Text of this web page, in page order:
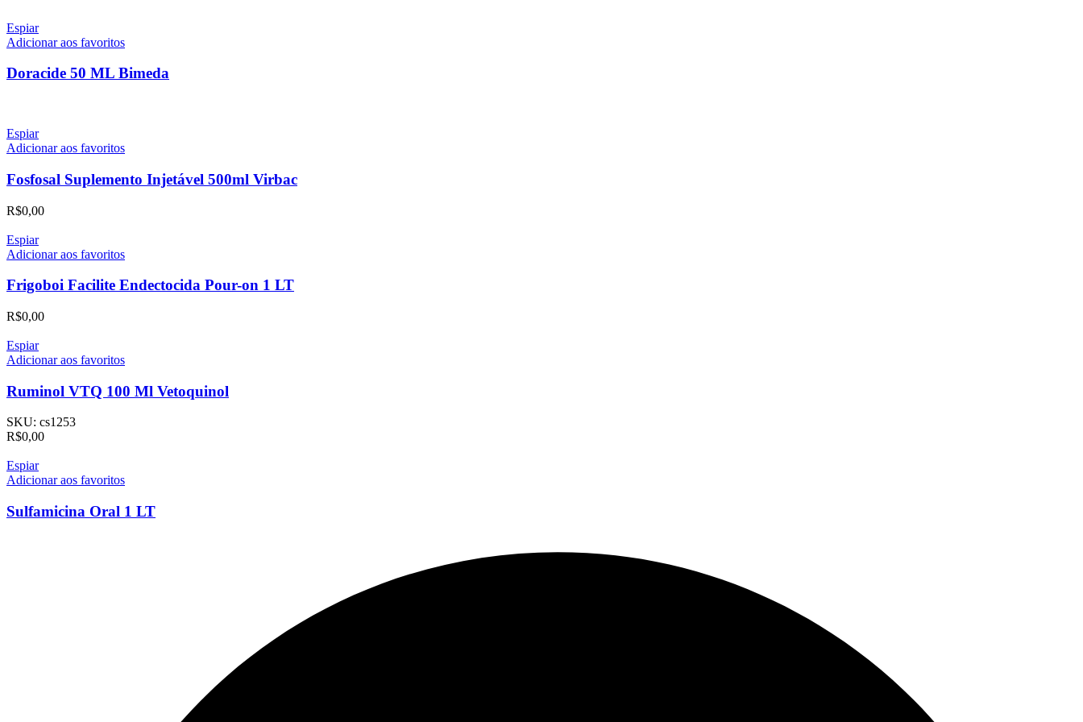
Espiar
Adicionar aos favoritos
Doracide 50 ML Bimeda
Espiar
Adicionar aos favoritos
Fosfosal Suplemento Injetável 500ml Virbac
R$0,00
Espiar
Adicionar aos favoritos
Frigoboi Facilite Endectocida Pour-on 1 LT
R$0,00
Espiar
Adicionar aos favoritos
Ruminol VTQ 100 Ml Vetoquinol
SKU: cs1253
R$0,00
Espiar
Adicionar aos favoritos
Sulfamicina Oral 1 LT